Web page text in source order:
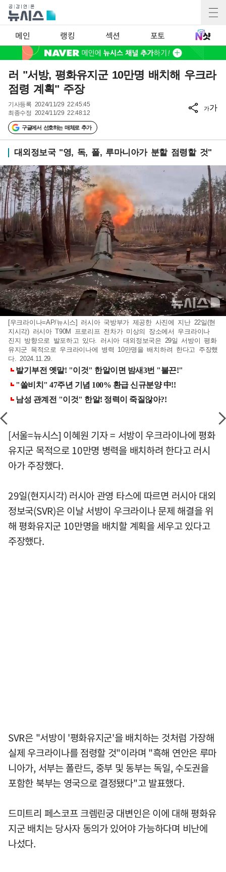
메인 랭킹 섹션 포토
러 "서방, 평화유지군 10만명 배치해 우크라
점령 계획" 주장
기사등록 2024/11/29 22:45:45
최종수정 2024/11/29 22:48:12
구글에서 선호하는 매체로 추가
가가
대외정보국 "영, 독, 폴, 루마니아가 분할 점령할 것"
[우크라이나=AP/뉴시스] 러시아 국방부가 제공한 사진에 지난 22일(현
지시각) 러시아 T90M 프로리프 전차가 미상의 장소에서 우크라이나
진지 방향으로 발포하고 있다. 러시아 대외정보국은 29일 서방이 평화
유지군 목적으로 우크라이나에 병력 10만명을 배치하려 한다고 주장했
다. 2024.11.29.
[서울=뉴시스] 이혜원 기자 = 서방이 우크라이나에 평화
유지군 목적으로 10만명 병력을 배치하려 한다고 러시
아가 주장했다.
29일(현지시각) 러시아 관영 타스에 따르면 러시아 대외
정보국(SVR)은 이날 서방이 우크라이나 문제 해결을 위
해 평화유지군 10만명을 배치할 계획을 세우고 있다고
주장했다.
SVR은 "서방이 '평화유지군'을 배치하는 것처럼 가장해
실제 우크라이나를 점령할 것"이라며 "흑해 연안은 루마
니아가, 서부는 폴란드, 중부 및 동부는 독일, 수도권을
포함한 북부는 영국으로 결정됐다"고 발표했다.
드미트리 페스코프 크렘린궁 대변인은 이에 대해 평화유
지군 배치는 당사자 동의가 있어야 가능하다며 비난에
나섰다.